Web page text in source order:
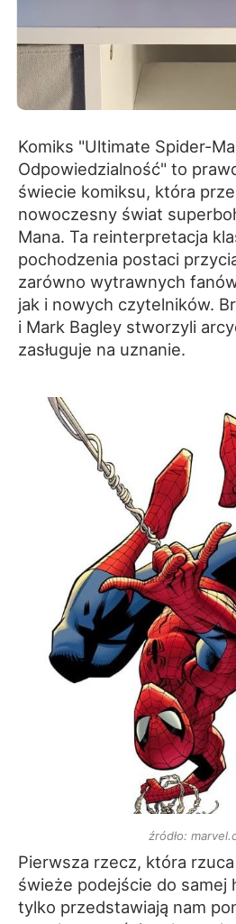
Komiks "Ultimate Spider-
Odpowiedzialność" to
świecie komiksu, która
nowoczesny świat
Mana. Ta reinterpretacja
pochodzenia postaci
zarówno wytrawnych
jak i nowych czytelników.
i Mark Bagley stworzyli
zasługuje na uznanie.
źródło:
Pierwsza rzecz, która
świeże podejście do samej
tylko przedstawiają nam